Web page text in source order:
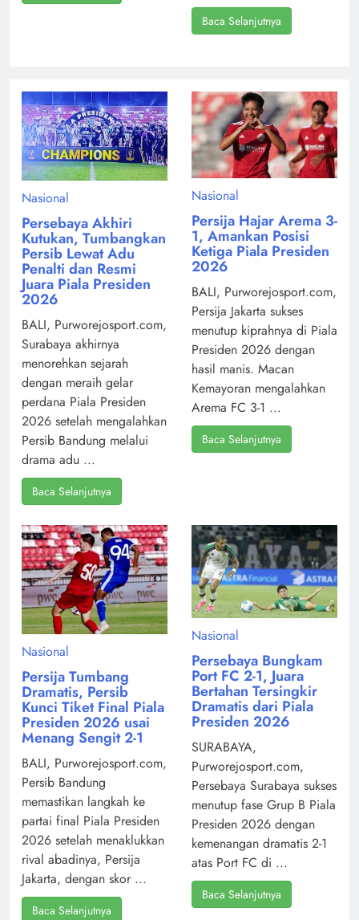
Baca Selanjutnya
Nasional
Persebaya Akhiri
Kutukan, Tumbangkan
Persib Lewat Adu
Penalti dan Resmi
Juara Piala Presiden
2026
BALI, Purworejosport.com,
Surabaya akhirnya
menorehkan sejarah
dengan meraih gelar
perdana Piala Presiden
2026 setelah mengalahkan
Persib Bandung melalui
drama adu ...
Baca Selanjutnya
Nasional
Persija Hajar Arema 3-
1, Amankan Posisi
Ketiga Piala Presiden
2026
BALI, Purworejosport.com,
Persija Jakarta sukses
menutup kiprahnya di Piala
Presiden 2026 dengan
hasil manis. Macan
Kemayoran mengalahkan
Arema FC 3-1 ...
Baca Selanjutnya
Nasional
Persija Tumbang
Dramatis, Persib
Kunci Tiket Final Piala
Presiden 2026 usai
Menang Sengit 2-1
BALI, Purworejosport.com,
Persib Bandung
memastikan langkah ke
partai final Piala Presiden
2026 setelah menaklukkan
rival abadinya, Persija
Jakarta, dengan skor ...
Baca Selanjutnya
Nasional
Persebaya Bungkam
Port FC 2-1, Juara
Bertahan Tersingkir
Dramatis dari Piala
Presiden 2026
SURABAYA,
Purworejosport.com,
Persebaya Surabaya sukses
menutup fase Grup B Piala
Presiden 2026 dengan
kemenangan dramatis 2-1
atas Port FC di ...
Baca Selanjutnya